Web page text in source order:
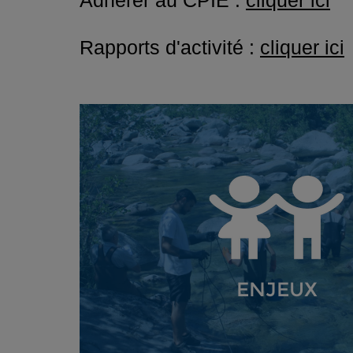
Rapports d'activité : cliquer ici
ENJEUX